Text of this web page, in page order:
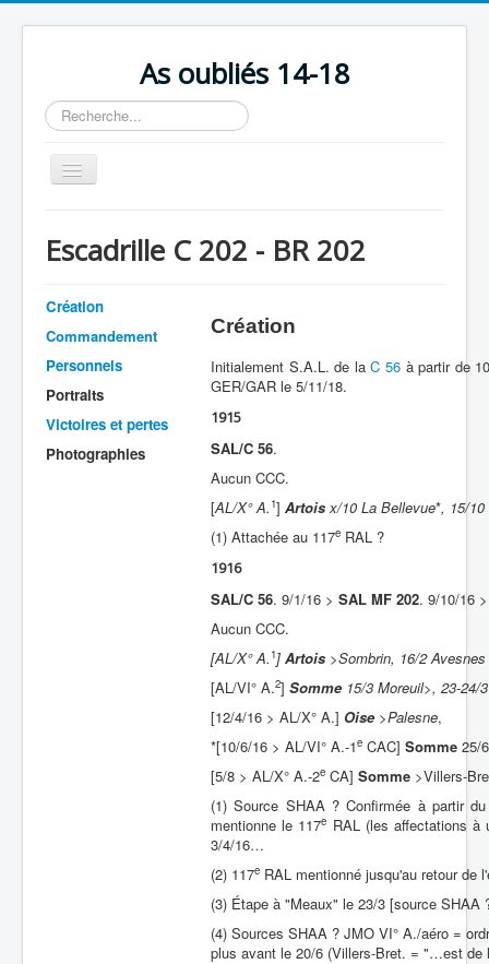
As oubliés 14-18
Rechercher
Basculer
la
Chronologie
Escadrilles
Organisation
Avions
Formation
Escadrille C 202 - BR 202
Création
Commandement
Personnels
Portraits
Victoires et pertes
Photographies
Création
Initialement S.A.L. de laC 56à partir de
GER/GAR le 5/11/18.
1915
SAL/C 56.
Aucun CCC.
[AL/X° A. 1] Artois x/10 La Bellevue*, 15/10
(1) Attachée au 117e RAL ?
1916
SAL/C 56. 9/1/16 > SAL MF 202. 9/10/16
Aucun CCC.
[AL/X° A. 1] Artois >Sombrin, 16/2
[AL/VI° A.2] Somme 15/3 Moreuil>, 23-24/
[12/4/16 > AL/X° A.] Oise >Palesne,
*[10/6/16 > AL/VI° A.-1e CAC] Somme 25/
[5/8 > AL/X° A.-2e CA] Somme >Villers-
(1) Source SHAA ? Confirmée à partir
mentionne le 117e RAL (les affectations à
3/4/16…
(2) 117e RAL mentionné jusqu'au retour de
(3) Étape à "Meaux" le 23/3 [source SHAA
(4) Sources SHAA ? JMO VI° A./aéro =
plus avant le 20/6 (Villers-Bret. = "…est de